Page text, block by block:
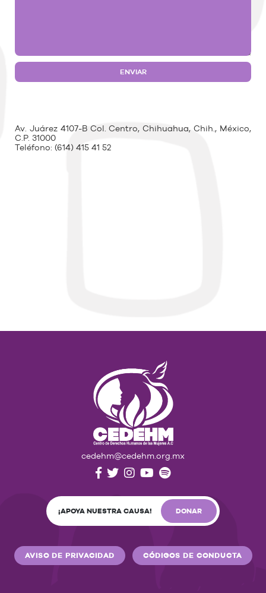
Av. Juárez 4107-B Col. Centro, Chihuahua, Chih., México,
C.P. 31000
Teléfono: (614) 415 41 52
cedehm@cedehm.org.mx
¡APOYA NUESTRA CAUSA! DONAR
AVISO DE PRIVACIDAD CÓDIGOS DE CONDUCTA